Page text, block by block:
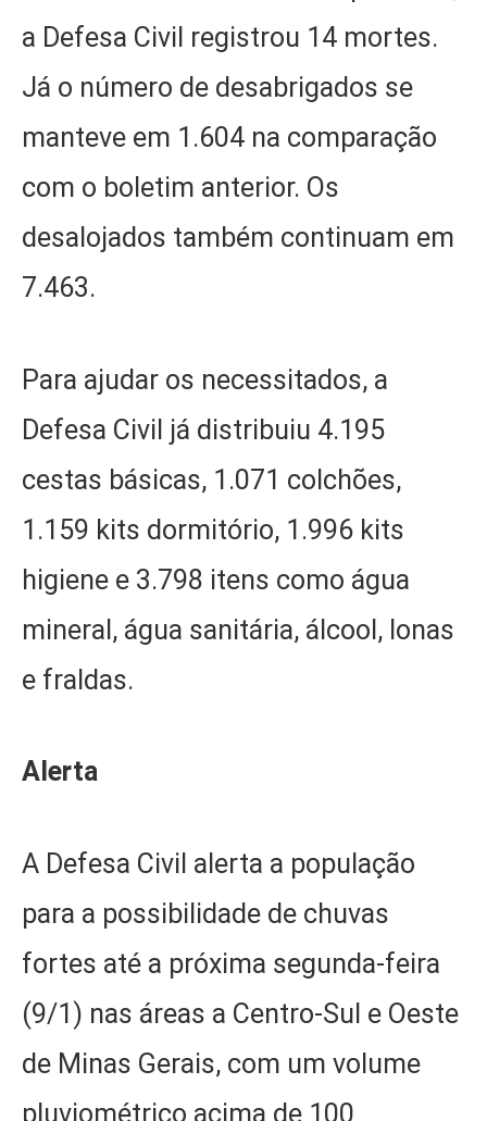
a Defesa Civil registrou 14 mortes.
Já o número de desabrigados se
manteve em 1.604 na comparação
com o boletim anterior. Os
desalojados também continuam em
7.463.
Para ajudar os necessitados, a
Defesa Civil já distribuiu 4.195
cestas básicas, 1.071 colchões,
1.159 kits dormitório, 1.996 kits
higiene e 3.798 itens como água
mineral, água sanitária, álcool, lonas
e fraldas.
Alerta
A Defesa Civil alerta a população
para a possibilidade de chuvas
fortes até a próxima segunda-feira
(9/1) nas áreas a Centro-Sul e Oeste
de Minas Gerais, com um volume
pluviométrico acima de 100